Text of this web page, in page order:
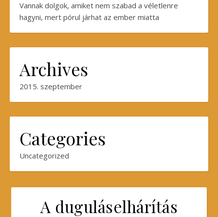
Vannak dolgok, amiket nem szabad a véletlenre
hagyni, mert pórul járhat az ember miatta
Archives
2015. szeptember
Categories
Uncategorized
A duguláselhárítás